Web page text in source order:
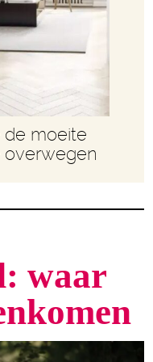
de moeite
overwegen
waar